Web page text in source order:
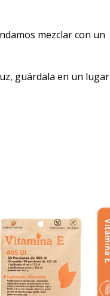
mezclar con un
guárdala en un lugar